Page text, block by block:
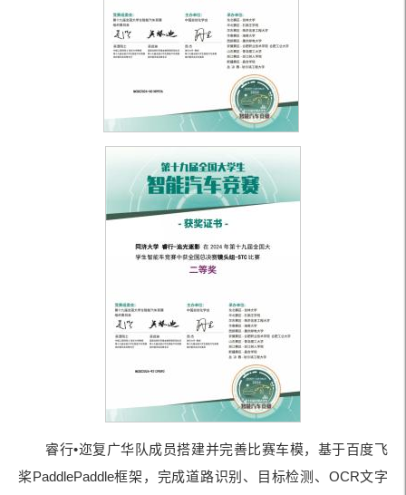
睿行•迩复广华队成员搭建并完善比赛车模，基于百度飞
桨PaddlePaddle框架，完成道路识别、目标检测、OCR文字